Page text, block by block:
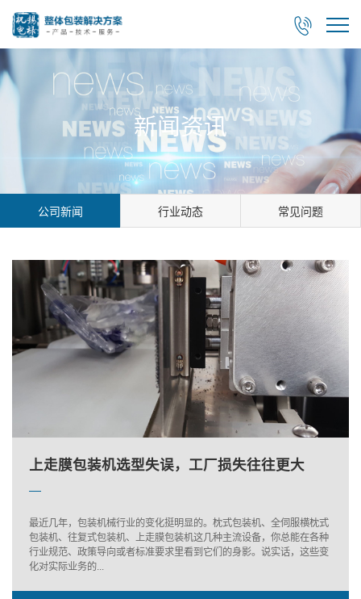

新闻资讯
公司新闻 行业动态 常见问题
绍兴蔬菜包装机的维护保养
上走膜包装机选型失误，工厂损失往往更大
最近几年，包装机械行业的变化挺明显的。枕式包装机、全伺服横枕式
包装机、往复式包装机、上走膜包装机这几种主流设备，你总能在各种
行业规范、政策导向或者标准要求里看到它们的身影。说实话，这些变
化对实际业务的...
下走膜枕式机：面包包装里的隐形高手
绍兴蔬菜包装机的维护保养
上走膜包装机选型失误，工厂损失往往更大